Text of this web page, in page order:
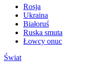
Rosja
Ukraina
Białoruś
Ruska smuta
Łowcy onuc
Świat